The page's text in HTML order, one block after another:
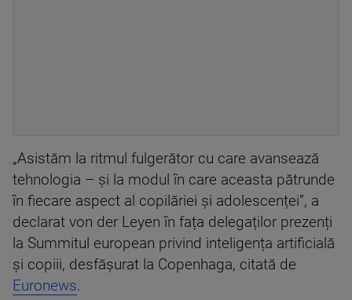
„Asistăm la ritmul fulgerător cu care avansează
tehnologia – și la modul în care aceasta pătrunde
în fiecare aspect al copilăriei și adolescenței”, a
declarat von der Leyen în fața delegaților prezenți
la Summitul european privind inteligența artificială
și copiii, desfășurat la Copenhaga, citată de
Euronews.